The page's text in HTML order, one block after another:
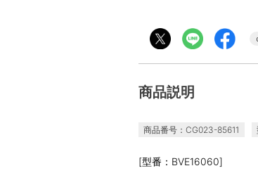
商品説明
商品番号：CG023-85611
[型番：BVE16060]